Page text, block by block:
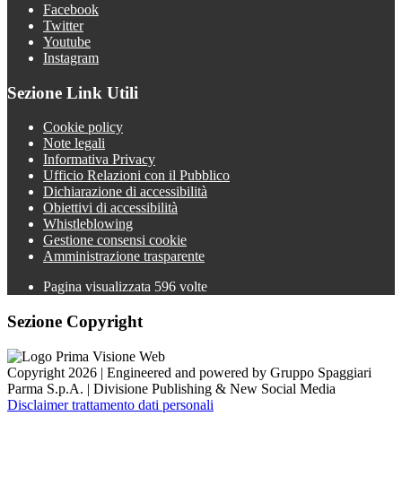
Facebook
Twitter
Youtube
Instagram
Sezione Link Utili
Cookie policy
Note legali
Informativa Privacy
Ufficio Relazioni con il Pubblico
Dichiarazione di accessibilità
Obiettivi di accessibilità
Whistleblowing
Gestione consensi cookie
Amministrazione trasparente
Pagina visualizzata 596 volte
Sezione Copyright
Copyright 2026 | Engineered and powered by Gruppo Spaggiari
Parma S.p.A. | Divisione Publishing & New Social Media
Disclaimer trattamento dati personali